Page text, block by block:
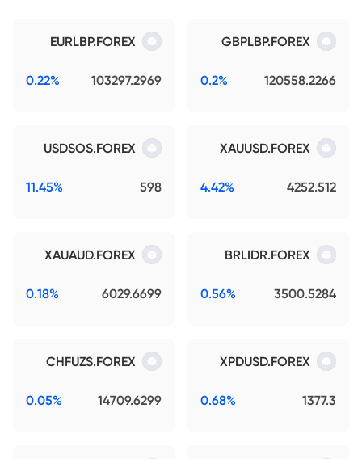
GBPLBP.FOREX
120558.2266
0.2%
EURLBP.FOREX
103297.2969
0.22%
XAUUSD.FOREX
4252.512
4.42%
USDSOS.FOREX
598
11.45%
BRLIDR.FOREX
3500.5284
0.56%
XAUAUD.FOREX
6029.6699
0.18%
XPDUSD.FOREX
1377.3
0.68%
CHFUZS.FOREX
14709.6299
0.05%